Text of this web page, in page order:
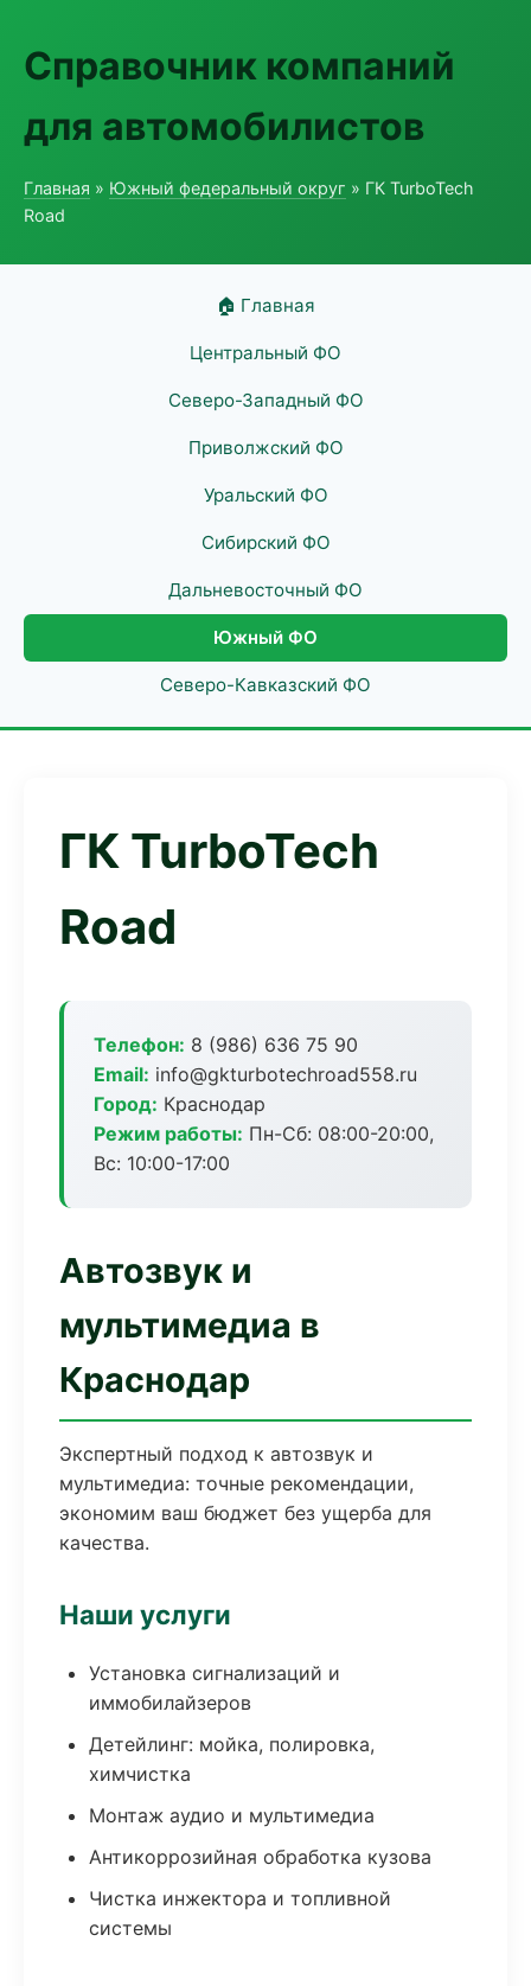
Справочник компаний
для автомобилистов
Главная » Южный федеральный округ » ГК TurboTech
Road
🏠 Главная
Центральный ФО
Северо-Западный ФО
Приволжский ФО
Уральский ФО
Сибирский ФО
Дальневосточный ФО
Южный ФО
Северо-Кавказский ФО
ГК TurboTech
Road
Телефон: 8 (986) 636 75 90
Email: info@gkturbotechroad558.ru
Город: Краснодар
Режим работы: Пн-Сб: 08:00-20:00,
Вс: 10:00-17:00
Автозвук и
мультимедиа в
Краснодар
Экспертный подход к автозвук и
мультимедиа: точные рекомендации,
экономим ваш бюджет без ущерба для
качества.
Наши услуги
Установка сигнализаций и
иммобилайзеров
Детейлинг: мойка, полировка,
химчистка
Монтаж аудио и мультимедиа
Антикоррозийная обработка кузова
Чистка инжектора и топливной
системы